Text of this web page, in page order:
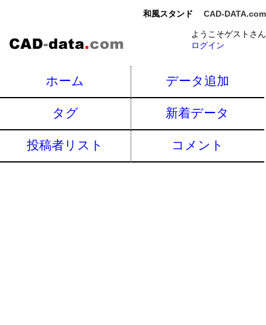
和風スタンド CAD-DATA.com
ようこそゲストさん
ログイン
ホーム データ追加
タグ 新着データ
投稿者リスト コメント